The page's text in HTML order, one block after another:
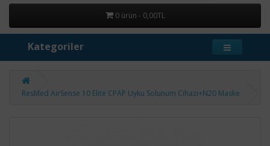
0 ürün - 0,00TL
Kategoriler
ResMed AirSense 10 Elite CPAP Uyku Solunum Cihazı+N20 Maske